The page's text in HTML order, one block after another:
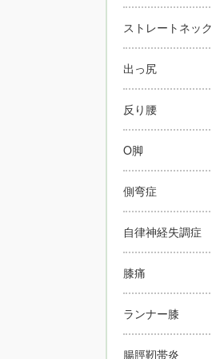
ストレートネック
出っ尻
反り腰
O脚
側弯症
自律神経失調症
膝痛
ランナー膝
腸脛靭帯炎